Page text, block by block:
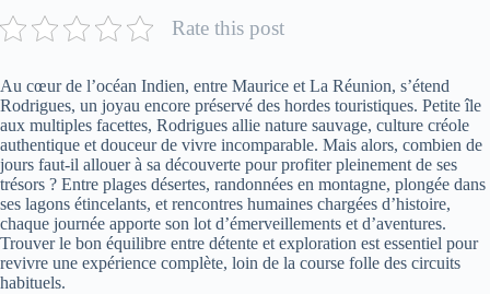
Rate this post
Au cœur de l’océan Indien, entre Maurice et La Réunion, s’étend
Rodrigues, un joyau encore préservé des hordes touristiques. Petite île
aux multiples facettes, Rodrigues allie nature sauvage, culture créole
authentique et douceur de vivre incomparable. Mais alors, combien de
jours faut-il allouer à sa découverte pour profiter pleinement de ses
trésors ? Entre plages désertes, randonnées en montagne, plongée dans
ses lagons étincelants, et rencontres humaines chargées d’histoire,
chaque journée apporte son lot d’émerveillements et d’aventures.
Trouver le bon équilibre entre détente et exploration est essentiel pour
revivre une expérience complète, loin de la course folle des circuits
habituels.